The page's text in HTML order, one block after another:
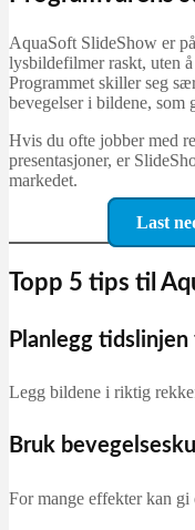
AquaSoft SlideShow er
lysbildefilmer raskt, uten
Programmet skiller seg
bevegelser i bildene, som
Hvis du ofte jobber med
presentasjoner, er
markedet.
Last
Topp 5 tips til
Planlegg
Legg bildene i riktig
Bruk
For mange effekter kan gi